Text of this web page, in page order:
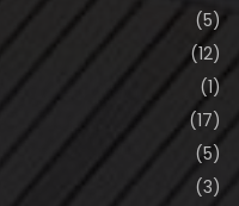
(5)
(12)
(1)
(17)
(5)
(3)